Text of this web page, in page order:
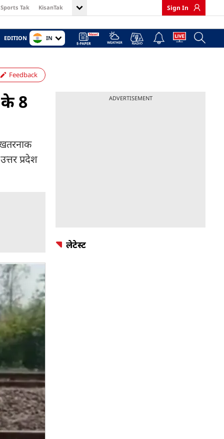
Sports Tak KisanTak Sign In
EDITION IN
Feedback
8
प्रदेश
ADVERTISEMENT
लेटेस्ट